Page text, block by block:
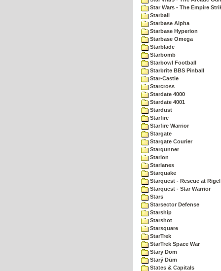
Star Wars - The Empire
Starball
Starbase Alpha
Starbase Hyperion
Starbase Omega
Starblade
Starbomb
Starbowl Football
Starbrite BBS Pinball
Star-Castle
Starcross
Stardate 4000
Stardate 4001
Stardust
Starfire
Starfire Warrior
Stargate
Stargate Courier
Stargunner
Starion
Starlanes
Starquake
Starquest - Rescue at Rigel
Starquest - Star Warrior
Stars
Starsector Defense
Starship
Starshot
Starsquare
StarTrek
StarTrek Space War
Stary Dom
Starý Dům
States & Capitals